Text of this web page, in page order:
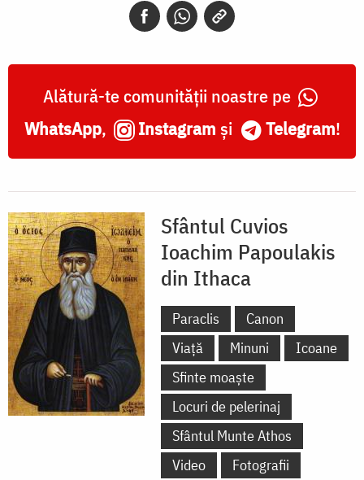
Alătură-te comunității noastre pe
WhatsApp, Instagram și Telegram!
Sfântul Cuvios
Ioachim Papoulakis
din Ithaca
Paraclis
Canon
Viață
Minuni
Icoane
Sfinte moaște
Locuri de pelerinaj
Sfântul Munte Athos
Video
Fotografii